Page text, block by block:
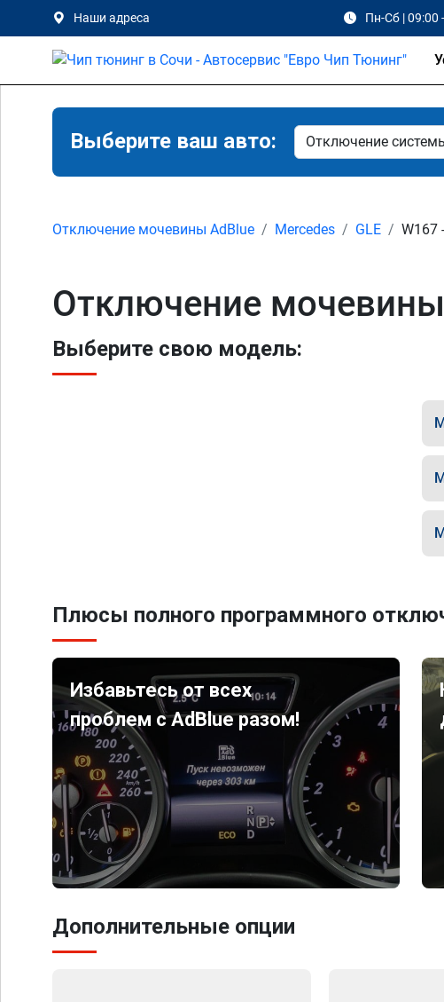
Наши адреса Пн-Сб | 09:00
Выберите ваш авто:
Отключение мочевины AdBlue Mercedes GLE W167
Отключение
Выберите свою модель:
Плюсы полного программного
Избавьтесь от всех
проблем с AdBlue разом!
Дополнительные опции